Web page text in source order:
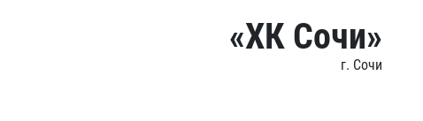
«ХК Сочи»
г. Сочи